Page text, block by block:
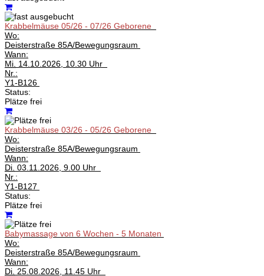
Krabbelmäuse 05/26 - 07/26 Geborene
Wo:
Deisterstraße 85A/Bewegungsraum
Wann:
Mi. 14.10.2026, 10.30 Uhr
Nr.:
Y1-B126
Status:
Plätze frei
Krabbelmäuse 03/26 - 05/26 Geborene
Wo:
Deisterstraße 85A/Bewegungsraum
Wann:
Di. 03.11.2026, 9.00 Uhr
Nr.:
Y1-B127
Status:
Plätze frei
Babymassage von 6 Wochen - 5 Monaten
Wo:
Deisterstraße 85A/Bewegungsraum
Wann:
Di. 25.08.2026, 11.45 Uhr